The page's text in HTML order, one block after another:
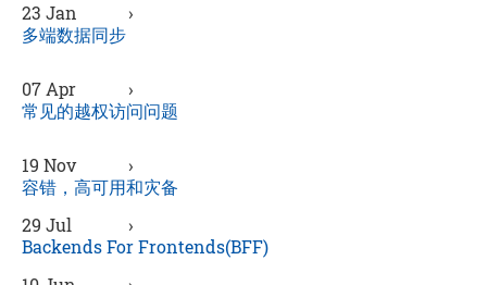
23 Jan
›
多端数据同步
07 Apr
›
常见的越权访问问题
19 Nov
›
容错，高可用和灾备
29 Jul
›
Backends For Frontends(BFF)